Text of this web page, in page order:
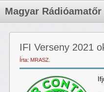
Magyar
IFI Verseny 2021
Írta: MRASZ.